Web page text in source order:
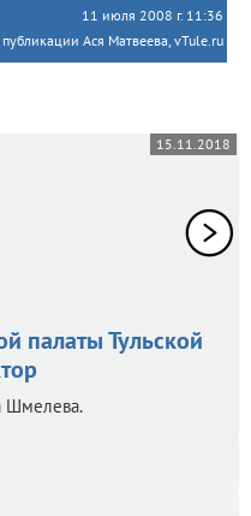
11 июля 2008 г. 11:36
публикации Ася Матвеева, vTule.ru
15.11.2018
палаты Тульской
Шмелева.